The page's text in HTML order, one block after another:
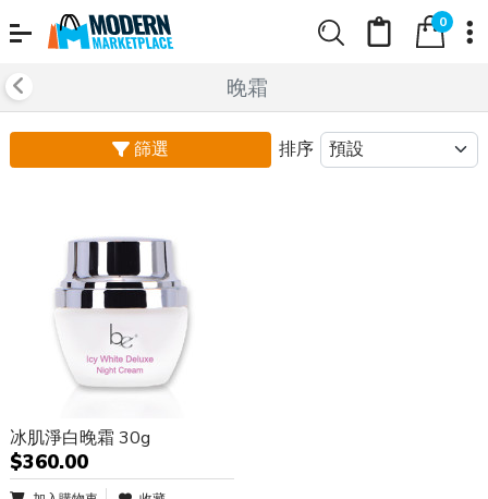
0
晚霜
篩選 排序
冰肌淨白晚霜 30g
$360.00